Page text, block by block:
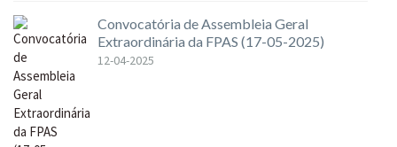
Convocatória de Assembleia Geral
Extraordinária da FPAS (17-05-2025)
12-04-2025